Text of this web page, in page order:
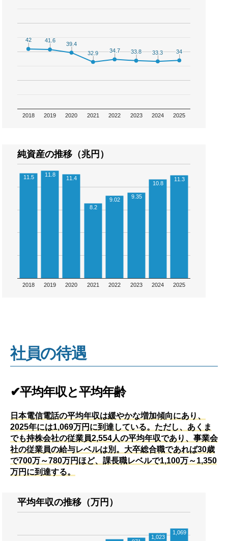
2018 2019 2020 2021 2022 2023 2024 2025
42
42 41.6
41.6
39.4
39.4
32.9
32.9 34.7
34.7 33.8
33.8 33.3
33.3 34
34
純資産の推移（兆円）
2018 2019 2020 2021 2022 2023 2024 2025
11.5 11.8
11.4
8.2
9.02 9.35
10.8
11.3
社員の待遇
✔平均年収と平均年齢
日本電信電話の平均年収は緩やかな増加傾向にあり、
2025年には1,069万円に到達している。ただし、あくま
でも持株会社の従業員2,554人の平均年収であり、事業会
社の従業員の給与レベルは別。大卒総合職であれば30歳
で700万～780万円ほど、課長職レベルで1,100万～1,350
万円に到達する。
平均年収の推移（万円）
1,023
1,069